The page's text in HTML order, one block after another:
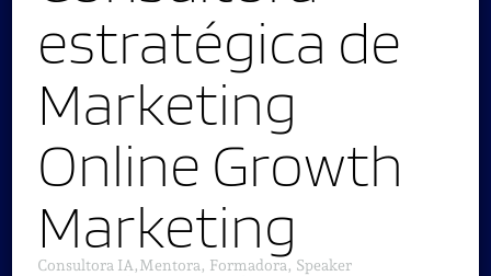
estratégica de
Marketing
Online Growth
Marketing
Consultora IA,Mentora, Formadora, Speaker